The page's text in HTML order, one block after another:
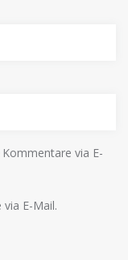
via E-
E-Mail.